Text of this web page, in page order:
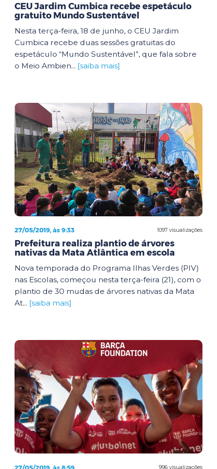
CEU Jardim Cumbica recebe espetáculo
gratuito Mundo Sustentável
Nesta terça-feira, 18 de junho, o CEU Jardim
Cumbica recebe duas sessões gratuitas do
espetáculo “Mundo Sustentável”, que fala sobre
o Meio Ambien... [saiba mais]
1097 visualizações
27/05/2019, às 9:33
Prefeitura realiza plantio de árvores
nativas da Mata Atlântica em escola
Nova temporada do Programa Ilhas Verdes (PIV)
nas Escolas, começou nesta terça-feira (21), com o
plantio de 30 mudas de árvores nativas da Mata
At... [saiba mais]
996 visualizações
27/05/2019, às 8:59